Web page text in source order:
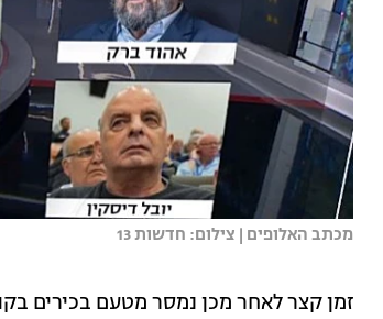
מכתב האלופים | צילום: חדשות 13
זמן קצר לאחר מכן נמסר מטעם בכירים